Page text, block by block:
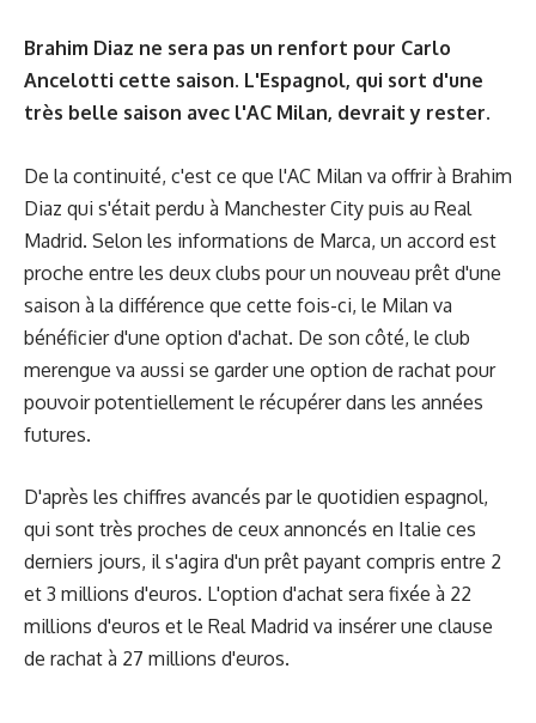
Brahim Diaz ne sera pas un renfort pour Carlo
Ancelotti cette saison. L'Espagnol, qui sort d'une
très belle saison avec l'AC Milan, devrait y rester.
De la continuité, c'est ce que l'AC Milan va offrir à Brahim
Diaz qui s'était perdu à Manchester City puis au Real
Madrid. Selon les informations de Marca, un accord est
proche entre les deux clubs pour un nouveau prêt d'une
saison à la différence que cette fois-ci, le Milan va
bénéficier d'une option d'achat. De son côté, le club
merengue va aussi se garder une option de rachat pour
pouvoir potentiellement le récupérer dans les années
futures.
D'après les chiffres avancés par le quotidien espagnol,
qui sont très proches de ceux annoncés en Italie ces
derniers jours, il s'agira d'un prêt payant compris entre 2
et 3 millions d'euros. L'option d'achat sera fixée à 22
millions d'euros et le Real Madrid va insérer une clause
de rachat à 27 millions d'euros.